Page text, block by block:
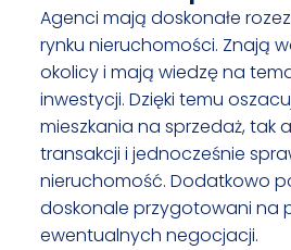
Agenci mają doskonałe
rynku nieruchomości. Znają
okolicy i mają wiedzę na
inwestycji. Dzięki temu
mieszkania na sprzedaż, tak
transakcji i jednocześnie
nieruchomość. Dodatkowo
doskonale przygotowani na
ewentualnych negocjacji.